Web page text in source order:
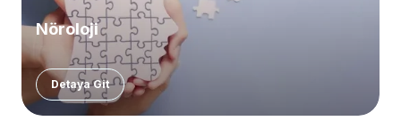
Nöroloji
Detaya Git